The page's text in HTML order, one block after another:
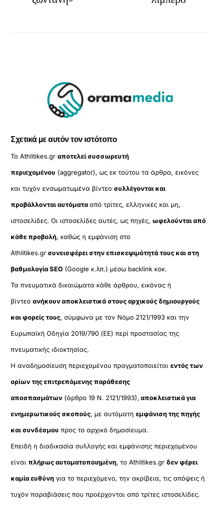
Σχετικά με αυτόν τον ιστότοπο
Το Athlitikes.grαποτελεί συσσωρευτή
περιεχομένου (aggregator), ως εκ τούτου τα άρθρα, εικόνες
και τυχόν ενσωματωμένα βίντεοσυλλέγονται και
προβάλλονται αυτόματααπό τρίτες, ελληνικές και μη,
ιστοσελίδες. Οι ιστοσελίδες αυτές, ως πηγές, ωφελούνται από
κάθε προβολή, καθώς η εμφάνιση στο
Athlitikes.grσυνεισφέρει στην επισκεψιμότητά τους και στη
βαθμολογία SEO (Google κ.λπ.) μέσω backlink κοκ.
Τα πνευματικά δικαιώματα κάθε άρθρου, εικόνας ή
βίντεοανήκουν αποκλειστικά στους αρχικούς δημιουργούς
και φορείς τους, σύμφωνα με τον Νόμο 2121/1993 και την
Ευρωπαϊκή Οδηγία 2019/790 (ΕΕ) περί προστασίας της
πνευματικής ιδιοκτησίας.
Η αναδημοσίευση περιεχομένου πραγματοποιείταιεντός των
ορίων της επιτρεπόμενης παράθεσης
αποσπασμάτων (άρθρο 19 Ν. 2121/1993), αποκλειστικά για
ενημερωτικούς σκοπούς, με αυτόματηεμφάνιση της πηγής
και συνδέσμου προς το αρχικό δημοσίευμα.
Επειδή η διαδικασία συλλογής και εμφάνισης περιεχομένου
είναιπλήρως αυτοματοποιημένη, το Athlitikes.gr δεν φέρει
καμία ευθύνη για το περιεχόμενο, την ακρίβεια, τις απόψεις ή
τυχόν παραβιάσεις που προέρχονται από τρίτες ιστοσελίδες.